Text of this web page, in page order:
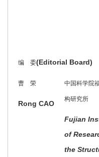
编 委(Editorial Board)
曹 荣
Rong CAO
中国科学院
构研究所
Fujian
of
the